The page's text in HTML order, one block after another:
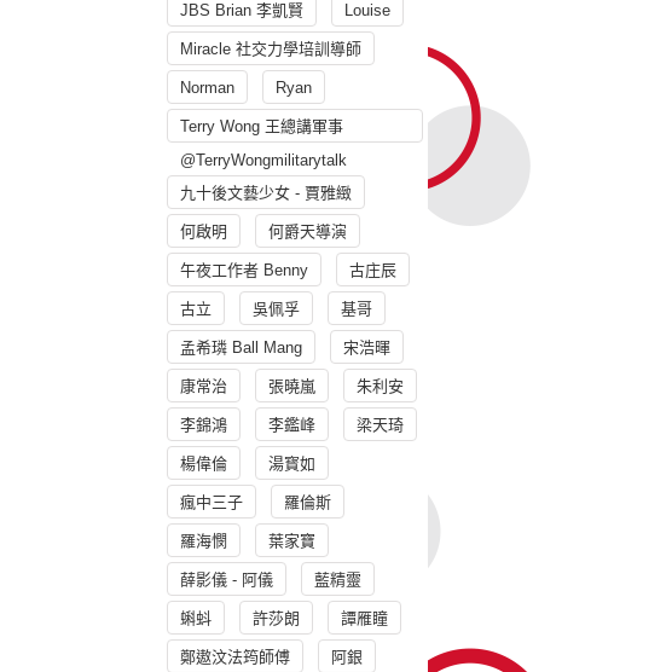
JBS Brian 李凱賢 Louise
Miracle 社交力學培訓導師
Norman Ryan
Terry Wong 王總講軍事
@TerryWongmilitarytalk
九十後文藝少女 - 賈雅緻
何啟明 何爵天導演
午夜工作者 Benny 古庄辰
古立 吳佩孚 基哥
孟希璘 Ball Mang 宋浩暉
康常治 張曉嵐 朱利安
李錦鴻 李鑑峰 梁天琦
楊偉倫 湯寳如
瘋中三子 羅倫斯
羅海憫 葉家寶
薛影儀 - 阿儀 藍精靈
蝌蚪 許莎朗 譚雁瞳
鄭遨汶法筠師傅 阿銀